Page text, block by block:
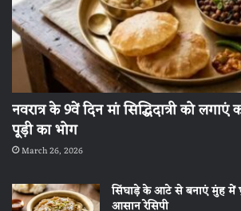
नवरात्र के 9वें दिन मां सिद्धिदात्री को
पूड़ी का भोग
March 26, 2026
सिंघाड़े के आटे से बनाएं मुंह में
आसान रेसिपी